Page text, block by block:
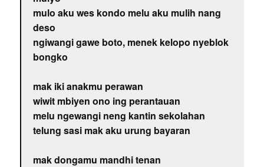
mulo aku wes kondo melu aku mulih nang
deso
ngiwangi gawe boto, menek kelopo nyeblok
bongko
mak iki anakmu perawan
wiwit mbiyen ono ing perantauan
melu ngewangi neng kantin sekolahan
telung sasi mak aku urung bayaran
mak dongamu mandhi tenan